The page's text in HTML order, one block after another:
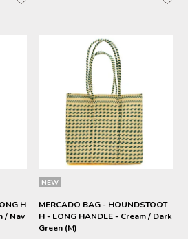
H
/ Nav
NEW
MERCADO BAG - HOUNDSTOOT
H - LONG HANDLE - Cream / Dark
Green (M)